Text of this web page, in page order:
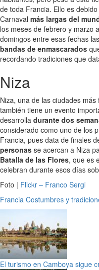
de toda Francia. Ello es
Carnaval más largas del
los meses de febrero y marzo
domingos entre esas fechas
bandas de enmascarados
recordando tradiciones que
Niza
Niza, una de las ciudades
también tiene un evento
desarrolla durante dos
considerado como uno de los
Francia, pues data de finales
personas se acercan a Niza
Batalla de las Flores, que es
celebran durante esos días
Foto | Flickr – Franco Sergi
Francia Costumbres y
El turismo en Camboya sigue